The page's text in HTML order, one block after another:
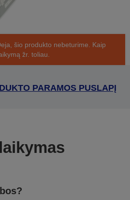
šio produkto nebeturime. Kaip
žr. toliau.
PARAMOS PUSLAPĮ